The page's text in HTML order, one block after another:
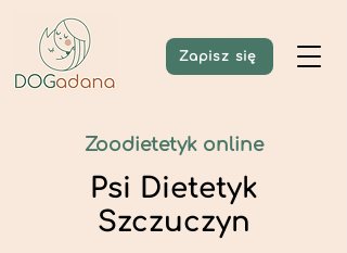
Zapisz się
Zoodietetyk online
Psi Dietetyk
Szczuczyn